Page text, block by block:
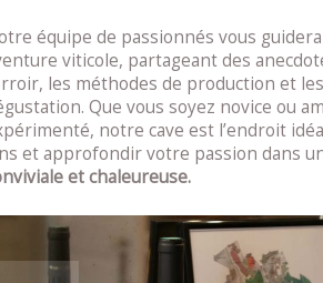
équipe de passionnés vous
viticole, partageant des
les méthodes de production et
Que vous soyez novice ou
notre cave est l’endroit
et approfondir votre passion dans
et chaleureuse.